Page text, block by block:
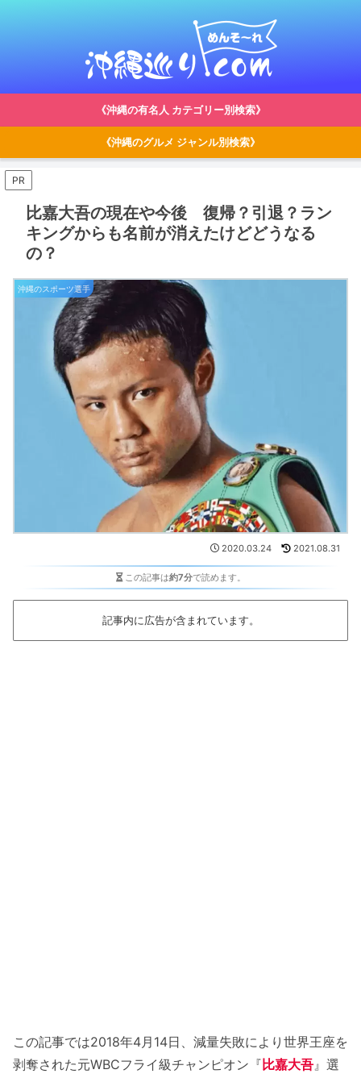
《沖縄の有名人 カテゴリー別検索》
《沖縄のグルメ ジャンル別検索》
PR
比嘉大吾の現在や今後 復帰？引退？ラン
キングからも名前が消えたけどどうなる
の？
沖縄のスポーツ選手
2020.03.24 2021.08.31
この記事は約7分で読めます。
記事内に広告が含まれています。
この記事では2018年4月14日、減量失敗により世界王座を
剥奪された元WBCフライ級チャンピオン『 比嘉大吾』選